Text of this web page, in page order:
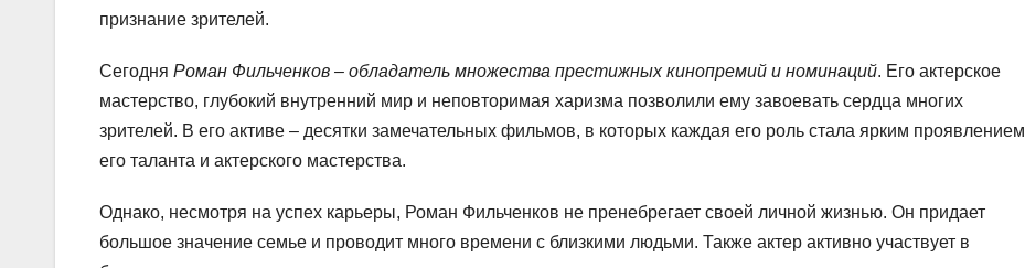
признание зрителей.
Сегодня Роман Фильченков – обладатель множества престижных кинопремий и номинаций. Его актерское
мастерство, глубокий внутренний мир и неповторимая харизма позволили ему завоевать сердца многих
зрителей. В его активе – десятки замечательных фильмов, в которых каждая его роль стала ярким проявлением
его таланта и актерского мастерства.
Однако, несмотря на успех карьеры, Роман Фильченков не пренебрегает своей личной жизнью. Он придает
большое значение семье и проводит много времени с близкими людьми. Также актер активно участвует в